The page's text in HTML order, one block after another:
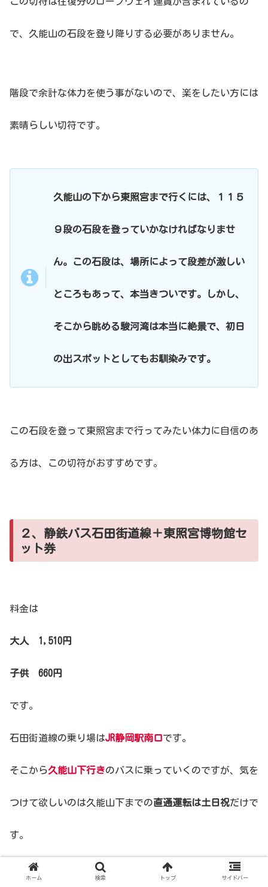
で、久能山の石段を登り降りする必要がありません。
階段で余計な体力を使う事がないので、楽をしたい方には
素晴らしい切符です。
久能山の下から東照宮まで行くには、１１５
９段の石段を登っていかなければなりませ
ん。この石段は、場所によって段差が激しい
ところもあって、本当きついです。しかし、
そこから眺める駿河湾は本当に絶景で、初日
の出スポットとしてもお馴染みです。
この石段を登って東照宮まで行ってみたい体力に自信のあ
る方は、この切符がおすすめです。
２、静鉄バス石田街道線＋東照宮博物館セ
ット券
料金は
大人 1,510円
子供 660円
です。
石田街道線の乗り場はJR静岡駅南口です。
そこから久能山下行きのバスに乗っていくのですが、気を
つけて欲しいのは久能山下までの直通運転は土日祝だけで
す。
平日は全て途中の東大谷止まりです。
ホーム 検索 トップ サイドバー